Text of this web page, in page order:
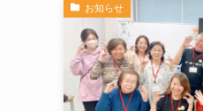
お知らせ